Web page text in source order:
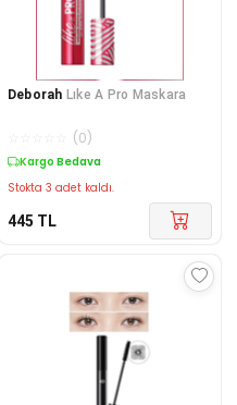
Deborah Lıke A Pro Maskara
(0)
Kargo Bedava
Stokta 3 adet kaldı.
445 TL